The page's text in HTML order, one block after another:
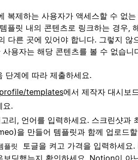
복제하는 사용자가 액세스할 수 없
플릿 내의 콘텐츠로 링크하는 경우,
다른 곳에 있어야 합니다. 그렇지 않
용자는 해당 콘텐츠를 볼 수 없습니
단계에 따라 제출하세요.
templates에서 제작자 대시보
요.
리, 언어를 입력하세요. 스크린샷과
을 만들어 템플릿과 함께 업로드
플릿
토글을 켜고 가격을 입력하세
보딩했는지 확인하세요. Notion이 아